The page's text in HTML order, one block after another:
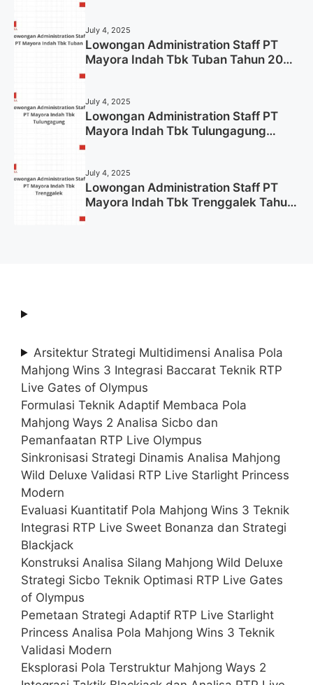
July 4, 2025
Lowongan Administration Staff PT
Mayora Indah Tbk Tuban Tahun 2025
July 4, 2025
Lowongan Administration Staff PT
Mayora Indah Tbk Tulungagung
July 4, 2025
Lowongan Administration Staff PT
Mayora Indah Tbk Trenggalek Tahun
Arsitektur Strategi Multidimensi Analisa Pola
Mahjong Wins 3 Integrasi Baccarat Teknik RTP
Live Gates of Olympus
Formulasi Teknik Adaptif Membaca Pola
Mahjong Ways 2 Analisa Sicbo dan
Pemanfaatan RTP Live Olympus
Sinkronisasi Strategi Dinamis Analisa Mahjong
Wild Deluxe Validasi RTP Live Starlight Princess
Modern
Evaluasi Kuantitatif Pola Mahjong Wins 3 Teknik
Integrasi RTP Live Sweet Bonanza dan Strategi
Blackjack
Konstruksi Analisa Silang Mahjong Wild Deluxe
Strategi Sicbo Teknik Optimasi RTP Live Gates
of Olympus
Pemetaan Strategi Adaptif RTP Live Starlight
Princess Analisa Pola Mahjong Wins 3 Teknik
Validasi Modern
Eksplorasi Pola Terstruktur Mahjong Ways 2